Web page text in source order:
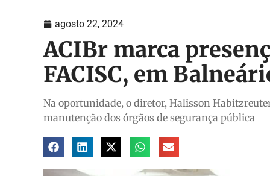
agosto 22, 2024
ACIBr marca
FACISC, em
Na oportunidade, o diretor, Halisson
manutenção dos órgãos de segurança pública